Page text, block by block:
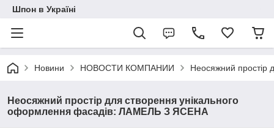
Шпон в Україні
Новини НОВОСТИ КОМПАНИИ Неосяжний
Неосяжний простір для створення унікального
оформлення фасадів: ЛАМЕЛЬ З ЯСЕНА